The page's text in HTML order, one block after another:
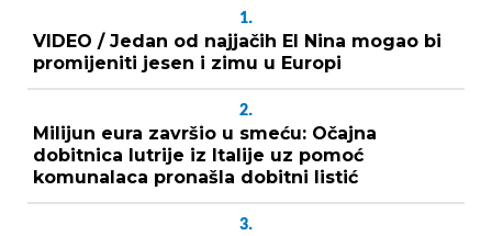
1.
VIDEO / Jedan od najjačih El Nina mogao bi
promijeniti jesen i zimu u Europi
2.
Milijun eura završio u smeću: Očajna
dobitnica lutrije iz Italije uz pomoć
komunalaca pronašla dobitni listić
3.